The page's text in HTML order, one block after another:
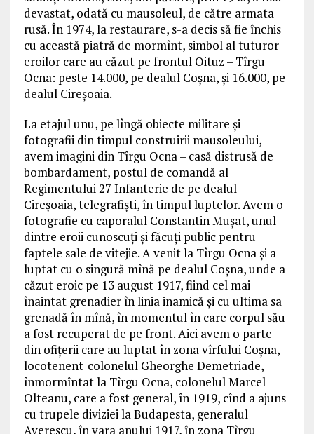
devastat, odată cu mausoleul, de către armata
rusă. În 1974, la restaurare, s-a decis să fie închis
cu această piatră de mormînt, simbol al tuturor
eroilor care au căzut pe frontul Oituz – Tîrgu
Ocna: peste 14.000, pe dealul Coșna, și 16.000, pe
dealul Cireșoaia.
La etajul unu, pe lîngă obiecte militare și
fotografii din timpul construirii mausoleului,
avem imagini din Tîrgu Ocna – casă distrusă de
bombardament, postul de comandă al
Regimentului 27 Infanterie de pe dealul
Cireșoaia, telegrafiști, în timpul luptelor. Avem o
fotografie cu caporalul Constantin Mușat, unul
dintre eroii cunoscuți și făcuți public pentru
faptele sale de vitejie. A venit la Tîrgu Ocna și a
luptat cu o singură mînă pe dealul Coșna, unde a
căzut eroic pe 13 august 1917, fiind cel mai
înaintat grenadier în linia inamică și cu ultima sa
grenadă în mînă, în momentul în care corpul său
a fost recuperat de pe front. Aici avem o parte
din ofițerii care au luptat în zona vîrfului Coșna,
locotenent-colonelul Gheorghe Demetriade,
înmormîntat la Tîrgu Ocna, colonelul Marcel
Olteanu, care a fost general, în 1919, cînd a ajuns
cu trupele diviziei la Budapesta, generalul
Averescu, în vara anului 1917, în zona Tîrgu